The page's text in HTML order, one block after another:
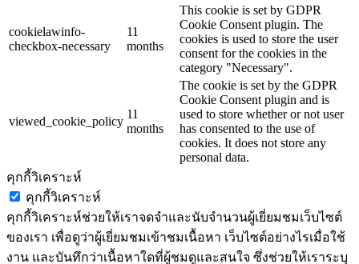
cookielawinfo-
checkbox-necessary
11
months
This cookie is set by GDPR
Cookie Consent plugin. The
cookies is used to store the user
consent for the cookies in the
category "Necessary".
viewed_cookie_policy
11
months
The cookie is set by the GDPR
Cookie Consent plugin and is
used to store whether or not user
has consented to the use of
cookies. It does not store any
personal data.
คุกกี้วิเคราะห์
คุกกี้วิเคราะห์
คุกกี้วิเคราะห์ช่วยให้เราจดจำและนับจำนวนผู้เยี่ยมชมเว็บไซต์
ของเรา เพื่อดูว่าผู้เยี่ยมชมเข้าชมเนื้อหา เว็บไซต์อย่างไรเมื่อใช้
งาน และบันทึกว่าเนื้อหาใดที่ผู้ชมดูและสนใจ ซึ่งช่วยให้เราระบุ